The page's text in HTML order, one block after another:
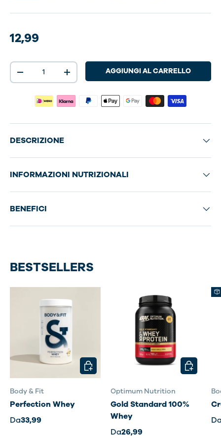
12,99
Q.tà
-
+ AGGIUNGI AL CARRELLO
DESCRIZIONE
INFORMAZIONI NUTRIZIONALI
BENEFICI
BESTSELLERS
Body & Fit
Perfection Whey
Da33,99
SCEGLI OPZIONI
Optimum Nutrition
Gold Standard 100%
Whey
Da26,99
SCEGLI